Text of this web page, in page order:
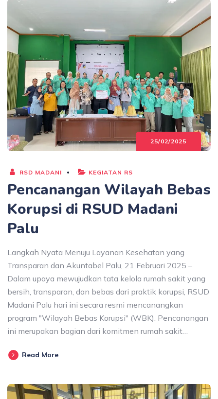
25/02/2025
RSD MADANI KEGIATAN RS
Pencanangan Wilayah Bebas
Korupsi di RSUD Madani
Palu
Langkah Nyata Menuju Layanan Kesehatan yang
Transparan dan Akuntabel Palu, 21 Februari 2025 –
Dalam upaya mewujudkan tata kelola rumah sakit yang
bersih, transparan, dan bebas dari praktik korupsi, RSUD
Madani Palu hari ini secara resmi mencanangkan
program "Wilayah Bebas Korupsi" (WBK). Pencanangan
ini merupakan bagian dari komitmen rumah sakit…
Read More